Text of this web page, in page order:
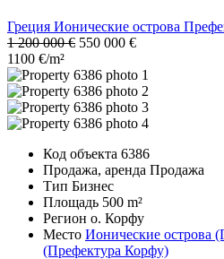
Греция Ионические острова
1 200 000 € 550 000 €
1100 €/m²
Код объекта 6386
Продажа, аренда Продажа
Тип Бизнес
Площадь 500 m²
Регион о. Корфу
Место Ионические острова
(Префектура Корфу)